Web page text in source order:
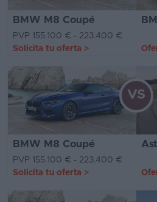
BMW M8 Coupé
PVP 155.100 € - 223.400 €
Solicita tu oferta >
BMW M8 Coupé
VS
PVP 155.100 € - 223.400 €
Solicita tu oferta >